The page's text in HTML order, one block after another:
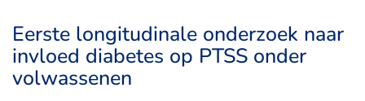
Eerste longitudinale onderzoek naar
invloed diabetes op PTSS onder
volwassenen